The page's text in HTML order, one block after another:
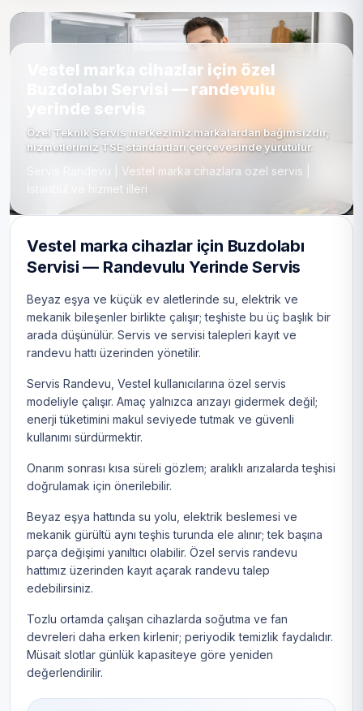
Vestel marka cihazlar için özel
Buzdolabı Servisi — randevulu
yerinde servis
Özel Teknik Servis merkezimiz markalardan bağımsızdır;
hizmetlerimiz TSE standartları çerçevesinde yürütülür.
Servis Randevu | Vestel marka cihazlara özel servis |
İstanbul ve hizmet illeri
Vestel marka cihazlar için Buzdolabı
Servisi — Randevulu Yerinde Servis
Beyaz eşya ve küçük ev aletlerinde su, elektrik ve
mekanik bileşenler birlikte çalışır; teşhiste bu üç başlık bir
arada düşünülür. Servis ve servisi talepleri kayıt ve
randevu hattı üzerinden yönetilir.
Servis Randevu, Vestel kullanıcılarına özel servis
modeliyle çalışır. Amaç yalnızca arızayı gidermek değil;
enerji tüketimini makul seviyede tutmak ve güvenli
kullanımı sürdürmektir.
Onarım sonrası kısa süreli gözlem; aralıklı arızalarda teşhisi
doğrulamak için önerilebilir.
Beyaz eşya hattında su yolu, elektrik beslemesi ve
mekanik gürültü aynı teşhis turunda ele alınır; tek başına
parça değişimi yanıltıcı olabilir. Özel servis randevu
hattımız üzerinden kayıt açarak randevu talep
edebilirsiniz.
Tozlu ortamda çalışan cihazlarda soğutma ve fan
devreleri daha erken kirlenir; periyodik temizlik faydalıdır.
Müsait slotlar günlük kapasiteye göre yeniden
değerlendirilir.